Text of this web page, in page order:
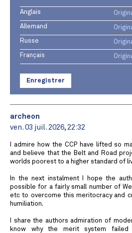
Anglais
Allemand
Russe
Français
Enregistrer
archeon
ven. 03 juil. 2026, 22:32
I admire how the CCP have lifted so
and believe that the Belt and Road
worlds poorest to a higher standard of
In the next instalment I hope the
possible for a fairly small number of
etc to overcome this meritocracy and
humiliation.
I share the authors admiration of
know why the merit system